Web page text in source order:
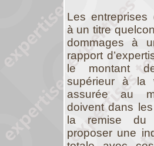
Les entreprises
à un titre
dommages à
rapport
le montant
supérieur à la
assurée au
doivent dans
la remise du
proposer une